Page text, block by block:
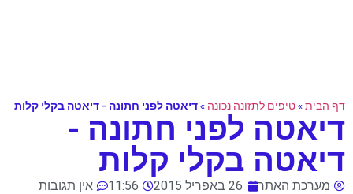
דף הבית»טיפים לתזונה נכונה »דיאטה לפני חתונה - דיאטה בקלי קלות
דיאטה לפני חתונה -
דיאטה בקלי קלות
מערכת האתר 26 באפריל 2015 11:56 אין תגובות